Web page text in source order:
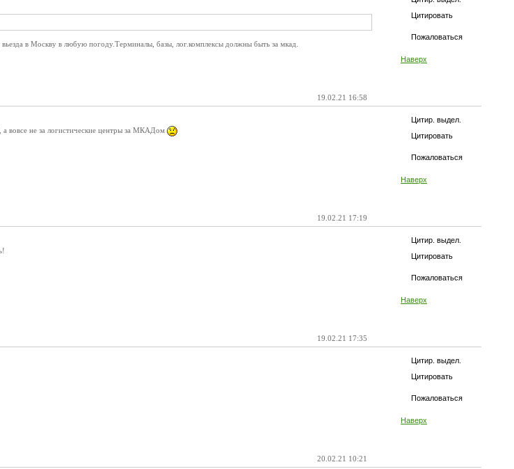
Цитировать
Пожаловаться
Наверх
в Москву в любую погоду.Терминалы, базы, лог.комплексы должны быть за мкад.
19.02.21 16:58
Цитир. выдел.
Цитировать
Пожаловаться
Наверх
вовсе не за логистические центры за МКАДом
19.02.21 17:19
Цитир. выдел.
Цитировать
Пожаловаться
Наверх
19.02.21 17:35
Цитир. выдел.
Цитировать
Пожаловаться
Наверх
20.02.21 10:21